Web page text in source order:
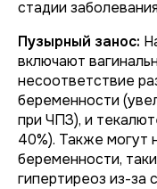
стадии
Пузырный занос:
включают
несоответствие
беременности
при ЧПЗ), и
40%). Также могут
беременности,
гипертиреоз из-за